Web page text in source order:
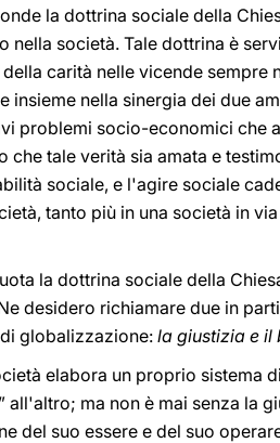
la dottrina sociale della
società. Tale dottrina è
carità nelle vicende sempre
insieme nella sinergia dei due
problemi socio-economici che
tale verità sia amata e
sociale, e l'agire sociale
tanto più in una società in
la dottrina sociale della
desidero richiamare due in
globalizzazione: la giustizia e il
elabora un proprio sistema
all'altro; ma non è mai senza la
del suo essere e del suo